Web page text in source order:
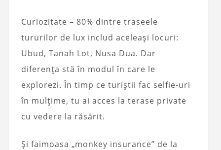
Curiozitate – 80% dintre traseele
tururilor de lux includ aceleași locuri:
Ubud, Tanah Lot, Nusa Dua. Dar
diferența stă în modul în care le
explorezi. În timp ce turiștii fac selfie-uri
în mulțime, tu ai acces la terase private
cu vedere la răsărit.
Și faimoasa „monkey insurance” de la